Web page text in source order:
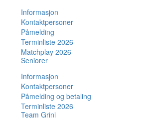
Informasjon
Kontaktpersoner
Påmelding
Terminliste 2026
Matchplay 2026
Seniorer
Informasjon
Kontaktpersoner
Påmelding og betaling
Terminliste 2026
Team Grini